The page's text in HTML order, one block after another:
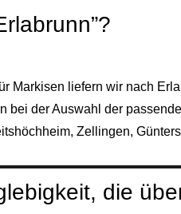
Markisen liefern wir nach
bei der Auswahl der
Zellingen,
die